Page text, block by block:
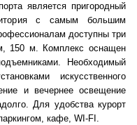
является пригородный
с самым большим
доступны три
150 м. Комплекс оснащен
Необходимый
искусственного
и вечернее освещение
Для удобства курорт
кафе, WI -FI .